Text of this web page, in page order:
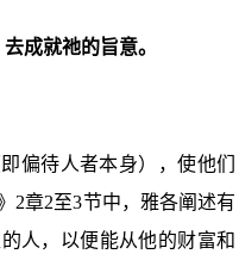
成就祂的旨意。
偏待人者本身），使他们
2章2至3节中，雅各阐述有
人，以便能从他的财富和